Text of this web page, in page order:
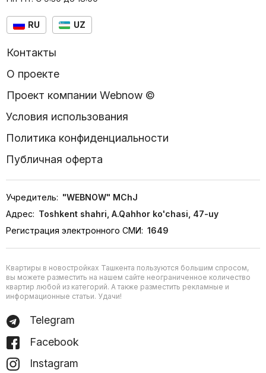
RU UZ
Контакты
О проекте
Проект компании Webnow ©
Условия использования
Политика конфиденциальности
Публичная оферта
Учредитель: "WEBNOW" MChJ
Адрес: Toshkent shahri, A.Qahhor ko'chasi, 47-uy
Регистрация электронного СМИ: 1649
Квартиры в новостройках Ташкента пользуются большим спросом,
вы можете разместить на нашем сайте неограниченное количество
квартир любой из категорий. А также разместить рекламные и
информационные статьи. Удачи!
Telegram
Facebook
Instagram